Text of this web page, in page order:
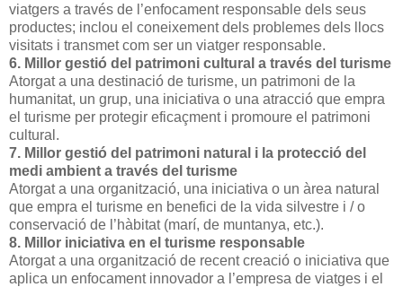
viatgers a través de l’enfocament responsable dels seus
productes; inclou el coneixement dels problemes dels llocs
visitats i transmet com ser un viatger responsable.
6. Millor gestió del patrimoni cultural a través del turisme
Atorgat a una destinació de turisme, un patrimoni de la
humanitat, un grup, una iniciativa o una atracció que empra
el turisme per protegir eficaçment i promoure el patrimoni
cultural.
7. Millor gestió del patrimoni natural i la protecció del
medi ambient a través del turisme
Atorgat a una organització, una iniciativa o un àrea natural
que empra el turisme en benefici de la vida silvestre i / o
conservació de l’hàbitat (marí, de muntanya, etc.).
8. Millor iniciativa en el turisme responsable
Atorgat a una organització de recent creació o iniciativa que
aplica un enfocament innovador a l’empresa de viatges i el